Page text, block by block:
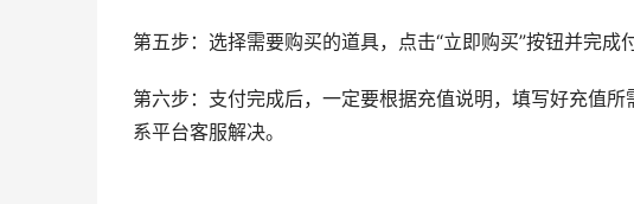
第五步：选择需要购买的道具，点击“立即购买”按钮并完成
第六步：支付完成后，一定要根据充值说明，填写好充值
系平台客服解决。